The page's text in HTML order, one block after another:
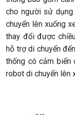
cho người sử
chuyển lên xuống
thay đổi được
hỗ trợ di chuyển
thống có cảm biến
robot di chuyển lên